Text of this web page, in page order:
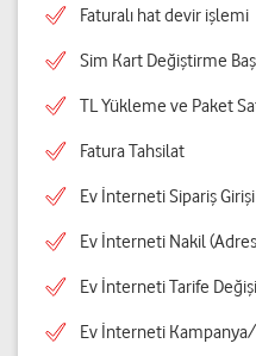
Faturalı hat devir işlemi
Sim Kart Değiştirme
TL Yükleme ve Paket
Fatura Tahsilat
Ev İnterneti Sipariş Girişi
Ev İnterneti Nakil
Ev İnterneti Tarife
Ev İnterneti